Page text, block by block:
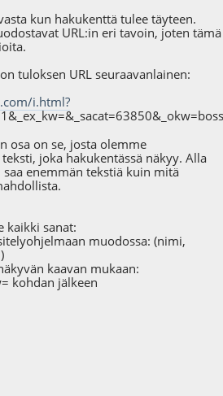
kun hakukenttä tulee täyteen.
URL:in eri tavoin, joten tämä
tuloksen URL seuraavanlainen:
i.html?
osa on se, josta olemme
joka hakukentässä näkyy. Alla
enemmän tekstiä kuin mitä
kaikki sanat:
muodossa: (nimi,
kaavan mukaan:
kohdan jälkeen